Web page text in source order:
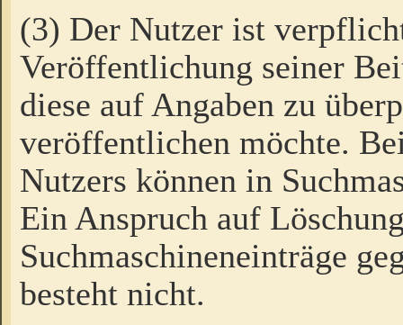
(3) Der Nutzer ist
Veröffentlichung seiner
diese auf Angaben zu
veröffentlichen möchte.
Nutzers können in
Ein Anspruch auf
Suchmaschineneinträge
besteht nicht.